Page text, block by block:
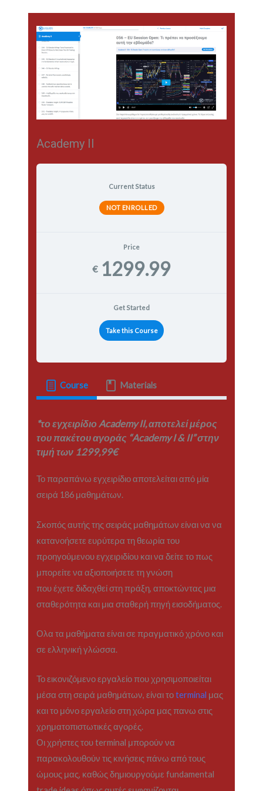
Academy II
Current Status
NOT ENROLLED
Price
€ 1299.99
Get Started
Take this Course
Course Materials
*το εγχειρίδιο Academy II, αποτελεί μέρος
του πακέτου αγοράς “Academy I & II” στην
τιμή των 1299,99€
Το παραπάνω εγχειρίδιο αποτελείται από μία
σειρά 186 μαθημάτων.
Σκοπός αυτής της σειράς μαθημάτων είναι να να
κατανοήσετε ευρύτερα τη θεωρία του
προηγούμενου εγχειριδίου και να δείτε το πως
μπορείτε να αξιοποιήσετε τη γνώση
που έχετε διδαχθεί στη πράξη, αποκτώντας μια
σταθερότητα και μια σταθερή πηγή εισοδήματος.
Ολα τα μαθήματα είναι σε πραγματικό χρόνο και
σε ελληνική γλώσσα.
Το εικονιζόμενο εργαλείο που χρησιμοποιείται
μέσα στη σειρά μαθημάτων, είναι τοterminal μας
και το μόνο εργαλείο στη χώρα μας πανω στις
χρηματοπιστωτικές αγορές.
Οι χρήστες του terminal μπορούν να
παρακολουθούν τις κινήσεις πάνω από τους
ώμους μας, καθώς δημιουργούμε fundamental